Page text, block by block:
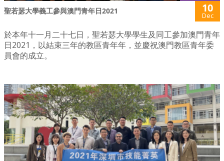
聖若瑟大學義工參與澳門青年日2021 10
Dec
於本年十一月二十七日，聖若瑟大學學生及同工參加澳門青年
日2021，以結束三年的教區青年年，並慶祝澳門教區青年委
員會的成立。